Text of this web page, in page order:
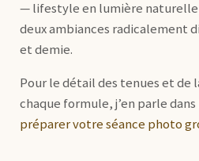
— lifestyle en lumière
deux ambiances radicalement
et demie.
Pour le détail des tenues et de
chaque formule, j’en parle dans
préparer votre séance photo